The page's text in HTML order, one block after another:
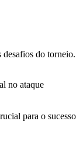
desafios do torneio.
no ataque
para o sucesso